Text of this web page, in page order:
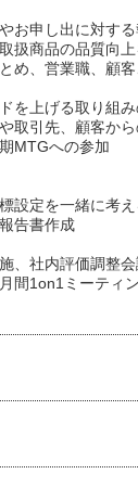
お申し出に対す
扱商品の品質向
め、営業職、顧
を上げる取り組
取引先、顧客か
MTGへの参加
設定を一緒に考え
告書作成
、社内評価調整
間1on1ミーティ